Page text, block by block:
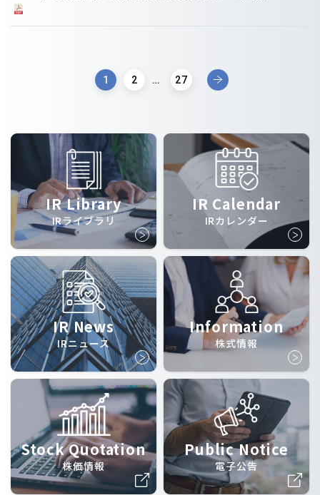
1 2 … 27
IR Library
IRライブラリ
IR Calendar
IRカレンダー
IR News
IRニュース
Information
株式情報
Stock Quotation
株価情報
Public Notice
電子公告